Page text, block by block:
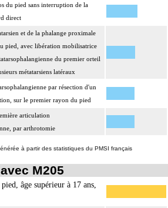
du pied sans interruption de la
direct
et de la phalange proximale
pied, avec libération mobilisatrice
du premier orteil
métatarsiens latéraux
par résection d'un
sur le premier rayon du pied
articulation
par arthrotomie
à partir des statistiques du PMSI français
M205
âge supérieur à 17 ans,